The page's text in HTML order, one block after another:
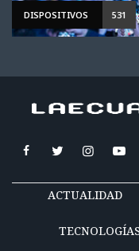
DISPOSITIVOS 531
ACTUALIDAD